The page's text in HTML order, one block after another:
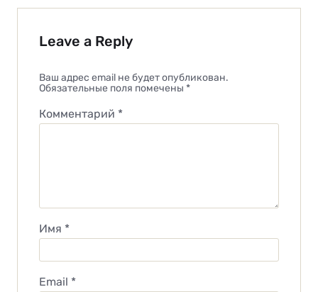
Leave a Reply
Ваш адрес email не будет опубликован.
Обязательные поля помечены *
Комментарий *
Имя *
Email *